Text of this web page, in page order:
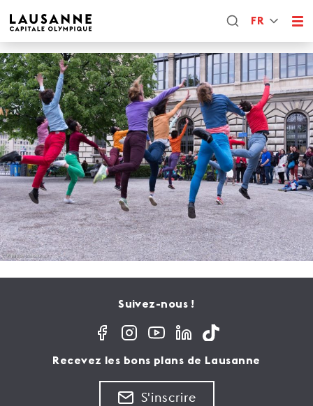
FR
Suivez-nous !
Recevez les bons plans de Lausanne
S'inscrire